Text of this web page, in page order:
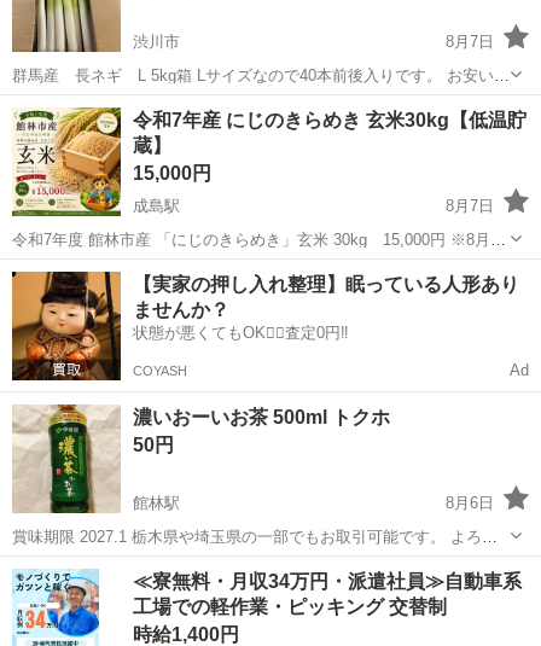
渋川市
8月7日
群馬産 長ネギ L 5kg箱 Lサイズなので40本前後入りです。 お安い時
に買っておいて刻んで冷凍♪ いかがでしょうか^_^ 箱単位で必要数教え
てください🙇
群馬 渋川市 食品
令和7年産 にじのきらめき 玄米30kg【低温貯
蔵】
15,000円
成島駅
8月7日
令和7年度 館林市産 「にじのきらめき」玄米 30kg 15,000円 ※8月に
なるので通常価格よりお求めやすい価格でご用意しました。 事前予約
制となります。 前日までにご連絡ください。 受け渡しは土日祝のみ対
応いたし...
群馬 館林市 成島駅 食品
【実家の押し入れ整理】眠っている人形あり
ませんか？
状態が悪くてもOK🙆‍♀️査定0円‼️
COYASH Ad
濃いおーいお茶 500ml トクホ
50円
館林駅
8月6日
賞味期限 2027.1 栃木県や埼玉県の一部でもお取引可能です。 よろし
くお願いいたします。
群馬 前橋市 館林駅 食品 お茶
≪寮無料・月収34万円・派遣社員≫自動車系
工場での軽作業・ピッキング 交替制
時給1,400円